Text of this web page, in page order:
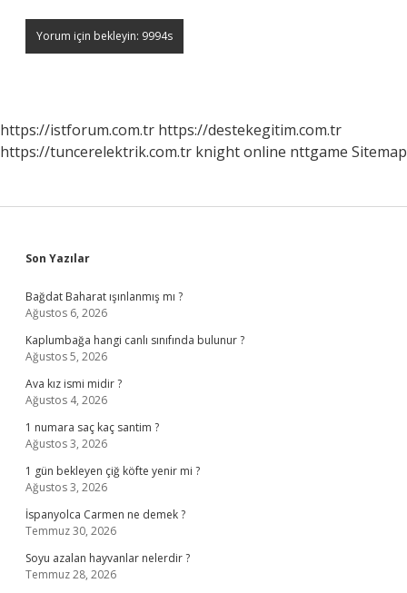
https://istforum.com.tr https://destekegitim.com.tr
https://tuncerelektrik.com.tr knight online nttgame Sitemap
Sidebar
Son Yazılar
Bağdat Baharat ışınlanmış mı ?
Ağustos 6, 2026
Kaplumbağa hangi canlı sınıfında bulunur ?
Ağustos 5, 2026
Ava kız ismi midir ?
Ağustos 4, 2026
1 numara saç kaç santim ?
Ağustos 3, 2026
1 gün bekleyen çiğ köfte yenir mi ?
Ağustos 3, 2026
İspanyolca Carmen ne demek ?
Temmuz 30, 2026
Soyu azalan hayvanlar nelerdir ?
Temmuz 28, 2026